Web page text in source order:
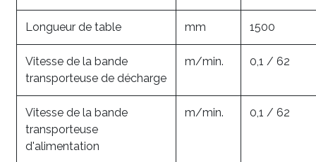
Longueur de table mm 1500
Vitesse de la bande
transporteuse de décharge
m/min. 0,1 / 62
Vitesse de la bande
transporteuse
d'alimentation
m/min. 0,1 / 62